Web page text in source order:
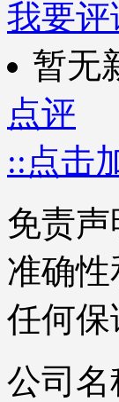
我要评
暂无
点评
::点击
免责
准确
任何保
公司